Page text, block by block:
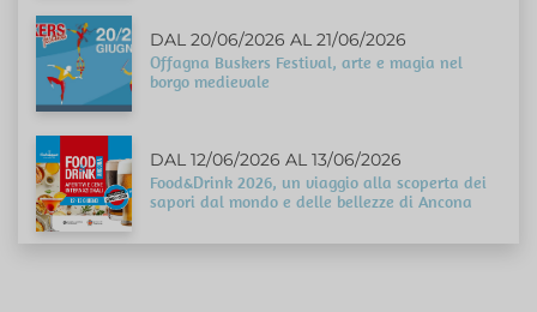
DAL 20/06/2026 AL 21/06/2026
Offagna Buskers Festival, arte e magia nel
borgo medievale
DAL 12/06/2026 AL 13/06/2026
Food&Drink 2026, un viaggio alla scoperta dei
sapori dal mondo e delle bellezze di Ancona